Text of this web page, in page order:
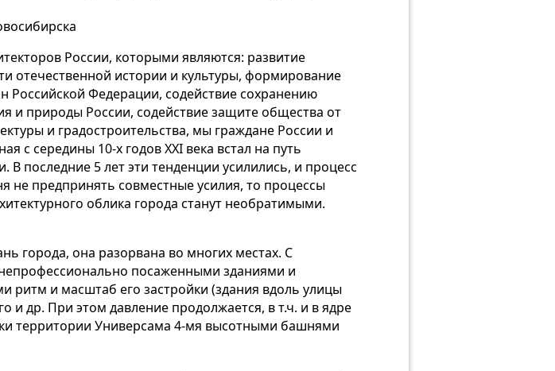
России, которыми являются: развитие
отечественной истории и культуры, формирование
Российской Федерации, содействие сохранению
и природы России, содействие защите общества от
и градостроительства, мы граждане России и
с середины 10-х годов XXI века встал на путь
В последние 5 лет эти тенденции усилились, и процесс
не предпринять совместные усилия, то процессы
облика города станут необратимыми.
города, она разорвана во многих местах. С
посаженными зданиями и
и масштаб его застройки (здания вдоль улицы
и др. При этом давление продолжается, в т.ч. и в ядре
территории Универсама 4-мя высотными башнями